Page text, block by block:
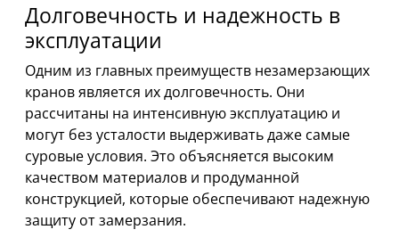
Долговечность и надежность в
эксплуатации
Одним из главных преимуществ незамерзающих
кранов является их долговечность. Они
рассчитаны на интенсивную эксплуатацию и
могут без усталости выдерживать даже самые
суровые условия. Это объясняется высоким
качеством материалов и продуманной
конструкцией, которые обеспечивают надежную
защиту от замерзания.